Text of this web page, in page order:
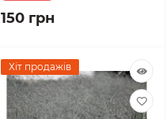
150 грн
Хіт продажів